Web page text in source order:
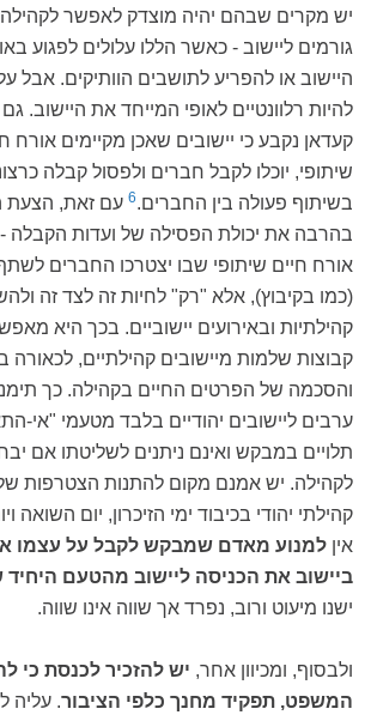
יש מקרים שבהם יהיה מוצדק לאפשר
גורמים ליישוב - כאשר הללו עלולים לפגוע
היישוב או להפריע לתושבים הוותיקים. אבל
להיות רלוונטיים לאופי המייחד את היישוב.
קעדאן נקבע כי יישובים שאכן מקיימים אורח
שיתופי, יוכלו לקבל חברים ולפסול קבלה
בשיתוף פעולה בין החברים.6 עם זאת, הצעת
בהרבה את יכולת הפסילה של ועדות הקבלה -
אורח חיים שיתופי שבו יצטרכו החברים
(כמו בקיבוץ), אלא "רק" לחיות זה לצד זה
קהילתיות ובאירועים יישוביים. בכך היא
קבוצות שלמות מיישובים קהילתיים, לכאורה
והסכמה של הפרטים החיים בקהילה. כך
ערבים ליישובים יהודיים בלבד מטעמי "אי-
תלויים במבקש ואינם ניתנים לשליטתו אם
לקהילה. יש אמנם מקום להתנות הצטרפות של
קהילתי יהודי בכיבוד ימי הזיכרון, יום השואה
אין למנוע מאדם שמבקש לקבל על עצמו
ביישוב את הכניסה ליישוב מהטעם
ישנו מיעוט ורוב, נפרד אך שווה אינו שווה.
ולבסוף, ומכיוון אחר, יש להזכיר לכנסת כי
המשפט, תפקיד מחנך כלפי הציבור. עליה